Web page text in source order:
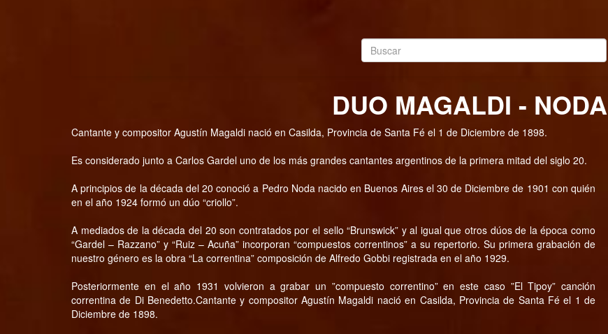
DUO MAGALDI - NODA
Cantante y compositor Agustín Magaldi nació en Casilda, Provincia de Santa Fé el 1 de Diciembre de 1898.
Es considerado junto a Carlos Gardel uno de los más grandes cantantes argentinos de la primera mitad del siglo 20.
A principios de la década del 20 conoció a Pedro Noda nacido en Buenos Aires el 30 de Diciembre de 1901 con quién
en el año 1924 formó un dúo “criollo”.
A mediados de la década del 20 son contratados por el sello “Brunswick” y al igual que otros dúos de la época como
“Gardel – Razzano” y “Ruiz – Acuña” incorporan “compuestos correntinos” a su repertorio. Su primera grabación de
nuestro género es la obra “La correntina” composición de Alfredo Gobbi registrada en el año 1929.
Posteriormente en el año 1931 volvieron a grabar un ”compuesto correntino” en este caso ”El Tipoy” canción
correntina de Di Benedetto.Cantante y compositor Agustín Magaldi nació en Casilda, Provincia de Santa Fé el 1 de
Diciembre de 1898.